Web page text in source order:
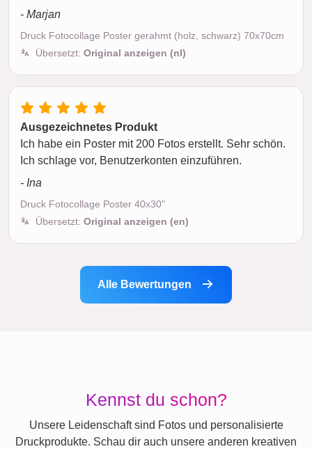
- Marjan
Druck Fotocollage Poster gerahmt (holz, schwarz) 70x70cm
Übersetzt: Original anzeigen (nl)
Ausgezeichnetes Produkt
Ich habe ein Poster mit 200 Fotos erstellt. Sehr schön.
Ich schlage vor, Benutzerkonten einzuführen.
- Ina
Druck Fotocollage Poster 40x30"
Übersetzt: Original anzeigen (en)
Alle Bewertungen
Kennst du schon?
Unsere Leidenschaft sind Fotos und personalisierte
Druckprodukte. Schau dir auch unsere anderen kreativen